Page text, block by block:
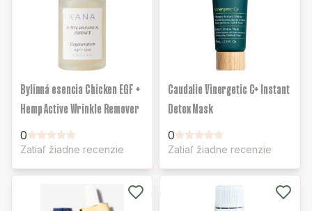
Bylinná esencia Chicken EGF +
Hemp Active Wrinkle Remover
0
Zatiaľ žiadne recenzie
Caudalie Vinergetic C+ Instant
Detox Mask
0
Zatiaľ žiadne recenzie